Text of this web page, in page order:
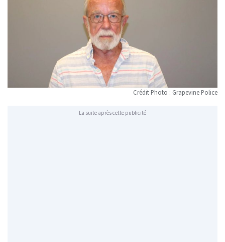
Crédit Photo : Grapevine Police
La suite après cette publicité